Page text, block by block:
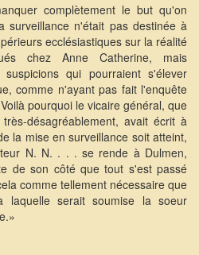
complètement le but qu'on
surveillance n'était pas destinée à
ecclésiastiques sur la réalité
chez Anne Catherine, mais
qui pourraient s'élever
comme n'ayant pas fait l'enquête
pourquoi le vicaire général, que
désagréablement, avait écrit à
la mise en surveillance soit atteint,
N. N. . . . se rende à Dulmen,
de son côté que tout s'est passé
comme tellement nécessaire que
laquelle serait soumise la soeur